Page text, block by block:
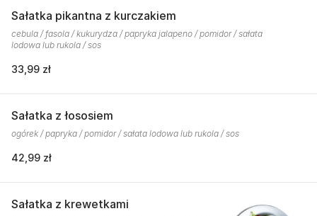
Sałatka pikantna z kurczakiem
cebula / fasola / kukurydza / papryka jalapeno / pomidor / sałata
lodowa lub rukola / sos
33,99 zł
Sałatka z łososiem
ogórek / papryka / pomidor / sałata lodowa lub rukola / sos
42,99 zł
Sałatka z krewetkami